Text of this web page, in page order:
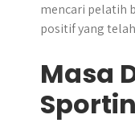
mencari pelatih
positif yang
Masa